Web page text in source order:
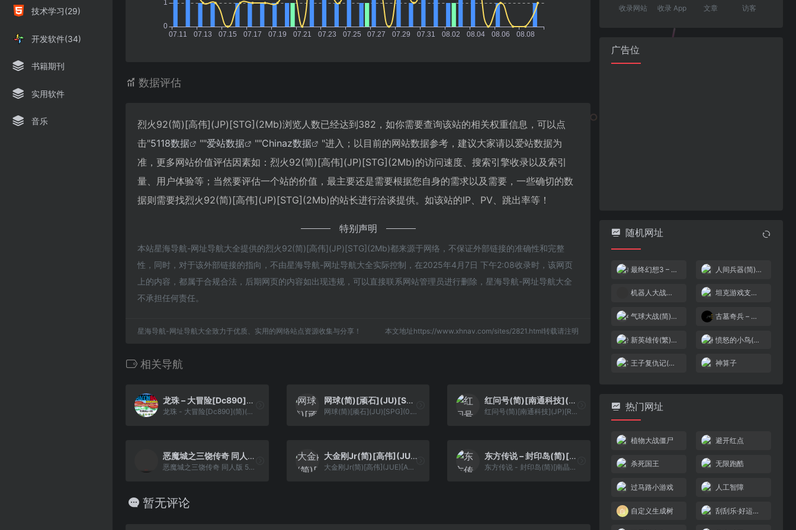
技术学习(29)
开发软件(34)
书籍期刊
实用软件
音乐
数据评估
烈火92(简)[高伟](JP)[STG](2Mb)浏览人数已经达到382，如你需要查询该站的相关权重信息，可以点
击"5118数据 ""爱站数据 ""Chinaz数据
"进入；以目前的网站数据参考，建议大家请以爱站数据为
准，更多网站价值评估因素如：烈火92(简)[高伟](JP)[STG](2Mb)的访问速度、搜索引擎收录以及索引
量、用户体验等；当然要评估一个站的价值，最主要还是需要根据您自身的需求以及需要，一些确切的数
据则需要找烈火92(简)[高伟](JP)[STG](2Mb)的站长进行洽谈提供。如该站的IP、PV、跳出率等！
特别声明
本站星海导航-网址导航大全提供的烈火92(简)[高伟](JP)[STG](2Mb)都来源于网络，不保证外部链接的准确性和完整
性，同时，对于该外部链接的指向，不由星海导航-网址导航大全实际控制，在2025年4月7日 下午2:08收录时，该网页
上的内容，都属于合规合法，后期网页的内容如出现违规，可以直接联系网站管理员进行删除，星海导航-网址导航大全
不承担任何责任。
星海导航-网址导航大全致力于优质、实用的网络站点资源收集与分享！ 本文地址https://www.xhnav.com/sites/2821.html转载请注明
相关导航
龙珠 – 大冒险[Dc890](简)(JP)(128Mb)
龙珠 - 大冒险[Dc890](简)(JP)(128Mb)
网球(简)[顽石](JU)[SPG](0.18Mb)
网球(简)[顽石](JU)[SPG](0.18Mb)
红问号(简)[南通科技](JP)[RPG](4Mb)
红问号(简)[南通科技](JP)[RPG](4Mb)
恶魔城之三饶传奇 同人版 53.00
恶魔城之三饶传奇 同人版 53.00
大金刚Jr(简)[高伟](JUE)[ACT](0.18Mb)
大金刚Jr(简)[高伟](JUE)[ACT](0.18Mb)
东方传说 – 封印岛(简)[南晶科技](CN)[RPG](4Mb)
东方传说 - 封印岛(简)[南晶科技](CN)[RPG](4Mb)
暂无评论
收录网站 收录 App 文章 访客
广告位
随机网址
最终幻想3 – 终结篇(简)[恒格电子](CN)[RPG](8Mb) 人间兵器(简)[TPU](JP)[ACT](2.25Mb)
机器人大战终极版[盗商&Maxzhou88][繁](JP)(256Mb) 坦克游戏支持单/双人
气球大战(简)[快乐的龙](JP)[ACT](0.18Mb) 古墓奇兵 – 预言[施珂昱](简)(JP)(64Mb)
新英雄传(繁)[南晶科技](CN)[RPG](2Mb) 愤怒的小鸟(简)[九班](JP)[PUZ](0.5Mb)
王子复仇记(简)[恒格电子](CN)[TAB](8Mb) 神算子
热门网址
植物大战僵尸 避开红点
杀死国王 无限跑酷
过马路小游戏 人工智障
自定义生成树 刮刮乐·好运十倍